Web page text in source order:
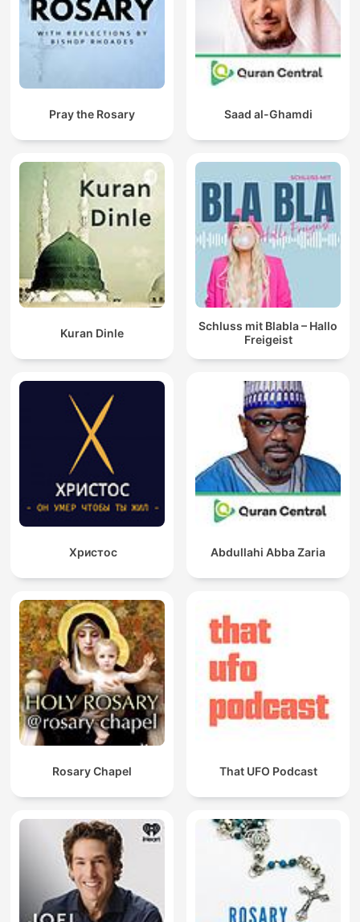
Pray the Rosary Saad al-Ghamdi
Kuran Dinle
Schluss mit Blabla – Hallo
Freigeist
Христос Abdullahi Abba Zaria
Rosary Chapel That UFO Podcast